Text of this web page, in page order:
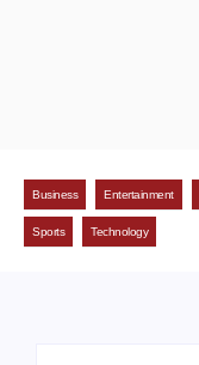
Business Entertainment
Sports Technology